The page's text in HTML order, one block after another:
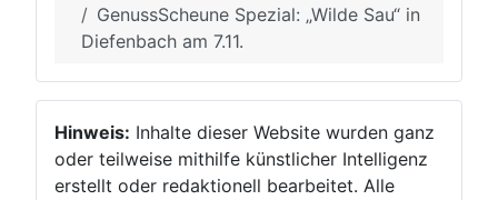
GenussScheune Spezial: „Wilde Sau“ in
Diefenbach am 7.11.
Hinweis: Inhalte dieser Website wurden ganz
oder teilweise mithilfe künstlicher Intelligenz
erstellt oder redaktionell bearbeitet. Alle